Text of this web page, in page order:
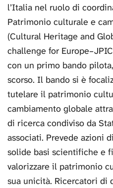
l’Italia nel ruolo di
Patrimonio culturale e
(Cultural Heritage and
challenge for
con un primo bando
scorso. Il bando si è
tutelare il patrimonio
cambiamento globale
di ricerca condiviso da
associati. Prevede azioni
solide basi scientifiche e
valorizzare il patrimonio
sua unicità. Ricercatori di